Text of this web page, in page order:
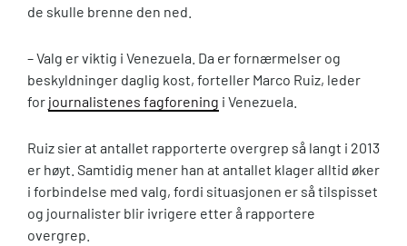
de skulle brenne den ned.
– Valg er viktig i Venezuela. Da er fornærmelser og
beskyldninger daglig kost, forteller Marco Ruiz, leder
for journalistenes fagforening i Venezuela.
Ruiz sier at antallet rapporterte overgrep så langt i 2013
er høyt. Samtidig mener han at antallet klager alltid øker
i forbindelse med valg, fordi situasjonen er så tilspisset
og journalister blir ivrigere etter å rapportere
overgrep.